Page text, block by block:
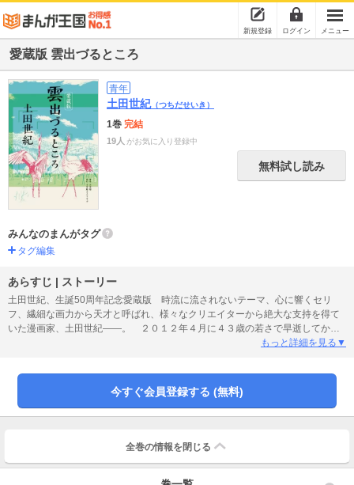
新規登録 ログイン メニュー
愛蔵版 雲出づるところ
青年
土田世紀（つちだせいき）
1巻 完結
19人 がお気に入り登録中
無料試し読み
みんなのまんがタグ
タグ編集
あらすじ | ストーリー
土田世紀、生誕50周年記念愛蔵版 時流に流されないテーマ、心に響くセリ
フ、繊細な画力から天才と呼ばれ、様々なクリエイターから絶大な支持を得て
いた漫画家、土田世紀――。 ２０１２年４月に４３歳の若さで早逝してから
７年。そして、生誕５０周年となる今年、講談社「モーニング」にて連載され
す。 粗暴だが心根の優しい主人公、十一と他者に心を開けない出水。 暗い
過去を背負ったふたりの魂の共鳴と立ちはだかる過酷な運命の行方を描いた傑
もっと詳細を見る▼
今すぐ会員登録する (無料)
全巻の情報を 閉じる